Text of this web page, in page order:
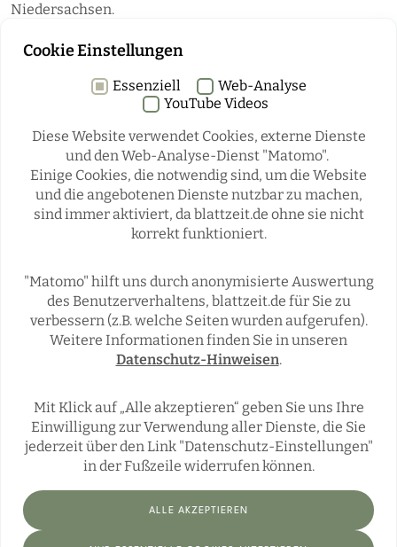
Niedersachsen.
Rubriken
ÜBERREGIONAL
REPORTAGEN
WILDTIERE
ÜBRIGENS
Impressum Datenschutz-Einstellungen
Cookie Einstellungen
Essenziell
Web-Analyse
YouTube Videos
Diese Website verwendet Cookies, externe Dienste
und den Web-Analyse-Dienst "Matomo".
Einige Cookies, die notwendig sind, um die Website
und die angebotenen Dienste nutzbar zu machen,
sind immer aktiviert, da blattzeit.de ohne sie nicht
korrekt funktioniert.
"Matomo" hilft uns durch anonymisierte Auswertung
des Benutzerverhaltens, blattzeit.de für Sie zu
verbessern (z.B. welche Seiten wurden aufgerufen).
Weitere Informationen finden Sie in unseren
Datenschutz-Hinweisen.
Mit Klick auf „Alle akzeptieren“ geben Sie uns Ihre
Einwilligung zur Verwendung aller Dienste, die Sie
jederzeit über den Link "Datenschutz-Einstellungen"
in der Fußzeile widerrufen können.
ALLE AKZEPTIEREN